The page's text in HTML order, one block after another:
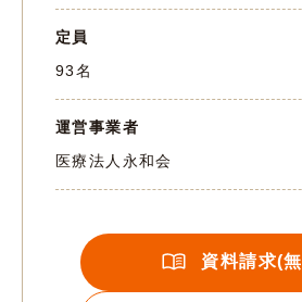
定員
93名
運営事業者
医療法人永和会
資料請求(